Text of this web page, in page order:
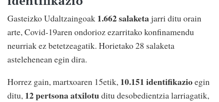
Gasteizko Udaltzaingoak 1.662 salaketajarri ditu orain
arte, Covid-19aren ondorioz ezarritako konfinamendu
neurriak ez betetzeagatik. Horietako 28 salaketa
astelehenean egin dira.
Horrez gain, martxoaren 15etik, 10.151 identifikazioegin
ditu, 12 pertsona atxilotuditu desobedientzia larriagatik,